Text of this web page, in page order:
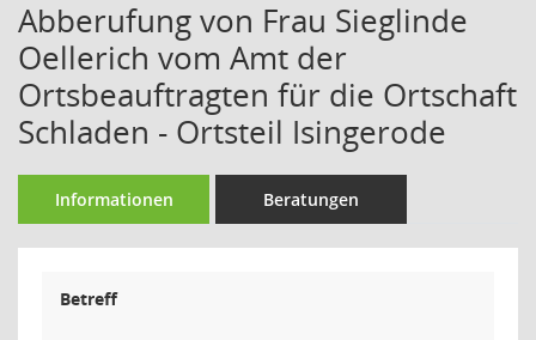
Abberufung von Frau Sieglinde
Oellerich vom Amt der
Ortsbeauftragten für die Ortschaft
Schladen - Ortsteil Isingerode
Informationen Beratungen
Betreff